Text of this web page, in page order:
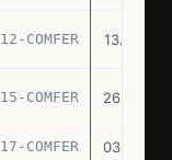
12-COMFER 13.05.76
15-COMFER 26.05.76
17-COMFER 03.06.76